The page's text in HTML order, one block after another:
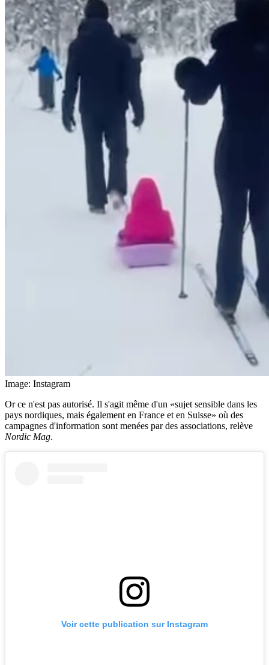
Image: Instagram
Or ce n'est pas autorisé. Il s'agit même d'un «sujet sensible dans les
pays nordiques, mais également en France et en Suisse» où des
campagnes d'information sont menées par des associations, relève
Nordic Mag.
Voir cette publication sur Instagram